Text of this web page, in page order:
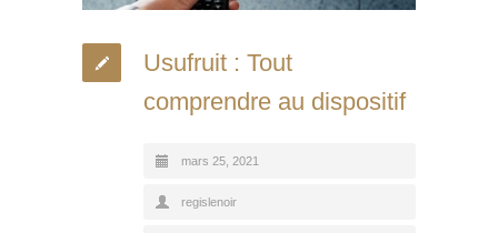
Usufruit : Tout
comprendre au dispositif
mars 25, 2021
regislenoir